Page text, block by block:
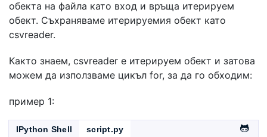
обекта на файла като вход и връща итерируем
обект. Съхраняваме итерируемия обект като
csvreader.
Както знаем, csvreader е итерируем обект и затова
можем да използваме цикъл for, за да го обходим:
пример 1:
IPython Shell
script.py